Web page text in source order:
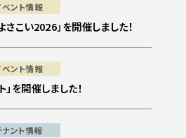
ベント情報
さこい2026」を開催しました！
ベント情報
」を開催しました！
ナント情報